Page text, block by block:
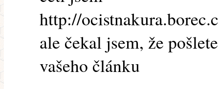
http://
ale čekal jsem, že
vašeho článku